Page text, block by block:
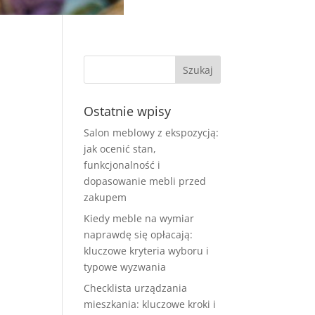
Ostatnie wpisy
Salon meblowy z ekspozycją:
jak ocenić stan,
funkcjonalność i
dopasowanie mebli przed
zakupem
Kiedy meble na wymiar
naprawdę się opłacają:
kluczowe kryteria wyboru i
typowe wyzwania
Checklista urządzania
mieszkania: kluczowe kroki i